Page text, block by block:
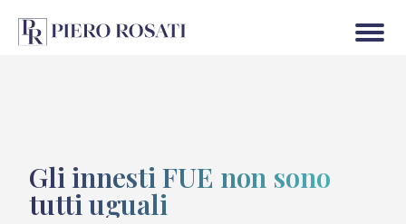
Gli innesti FUE non sono
tutti uguali